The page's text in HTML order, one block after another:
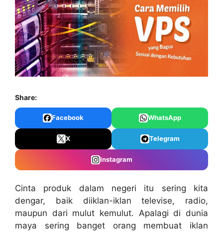
Share:
Facebook WhatsApp
X Telegram
Instagram
Cinta produk dalam negeri itu sering kita
dengar, baik diiklan-iklan televise, radio,
maupun dari mulut kemulut. Apalagi di dunia
maya sering banget orang membuat iklan